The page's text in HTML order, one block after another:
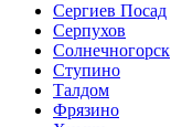
Сергиев Посад
Серпухов
Солнечногорск
Ступино
Талдом
Фрязино